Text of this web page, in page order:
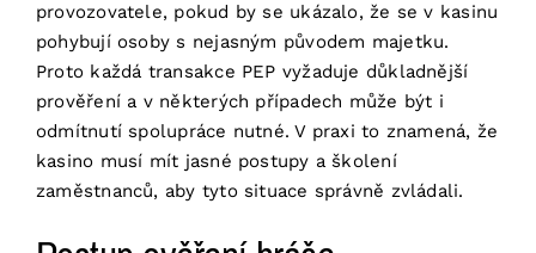
provozovatele, pokud by se ukázalo, že se v kasinu
pohybují osoby s nejasným původem majetku.
Proto každá transakce PEP vyžaduje důkladnější
prověření a v některých případech může být i
odmítnutí spolupráce nutné. V praxi to znamená, že
kasino musí mít jasné postupy a školení
zaměstnanců, aby tyto situace správně zvládali.